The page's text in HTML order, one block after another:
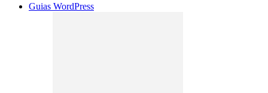
Guias WordPress